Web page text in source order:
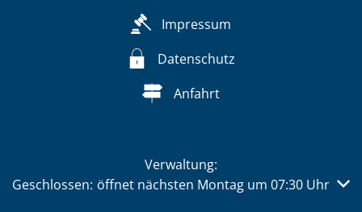
Impressum
Datenschutz
Anfahrt
Verwaltung:
Klicken, um weitere Öffnungs- oder Schließzeiten
Geschlossen: öffnet nächsten Montag um 07:30 Uhr